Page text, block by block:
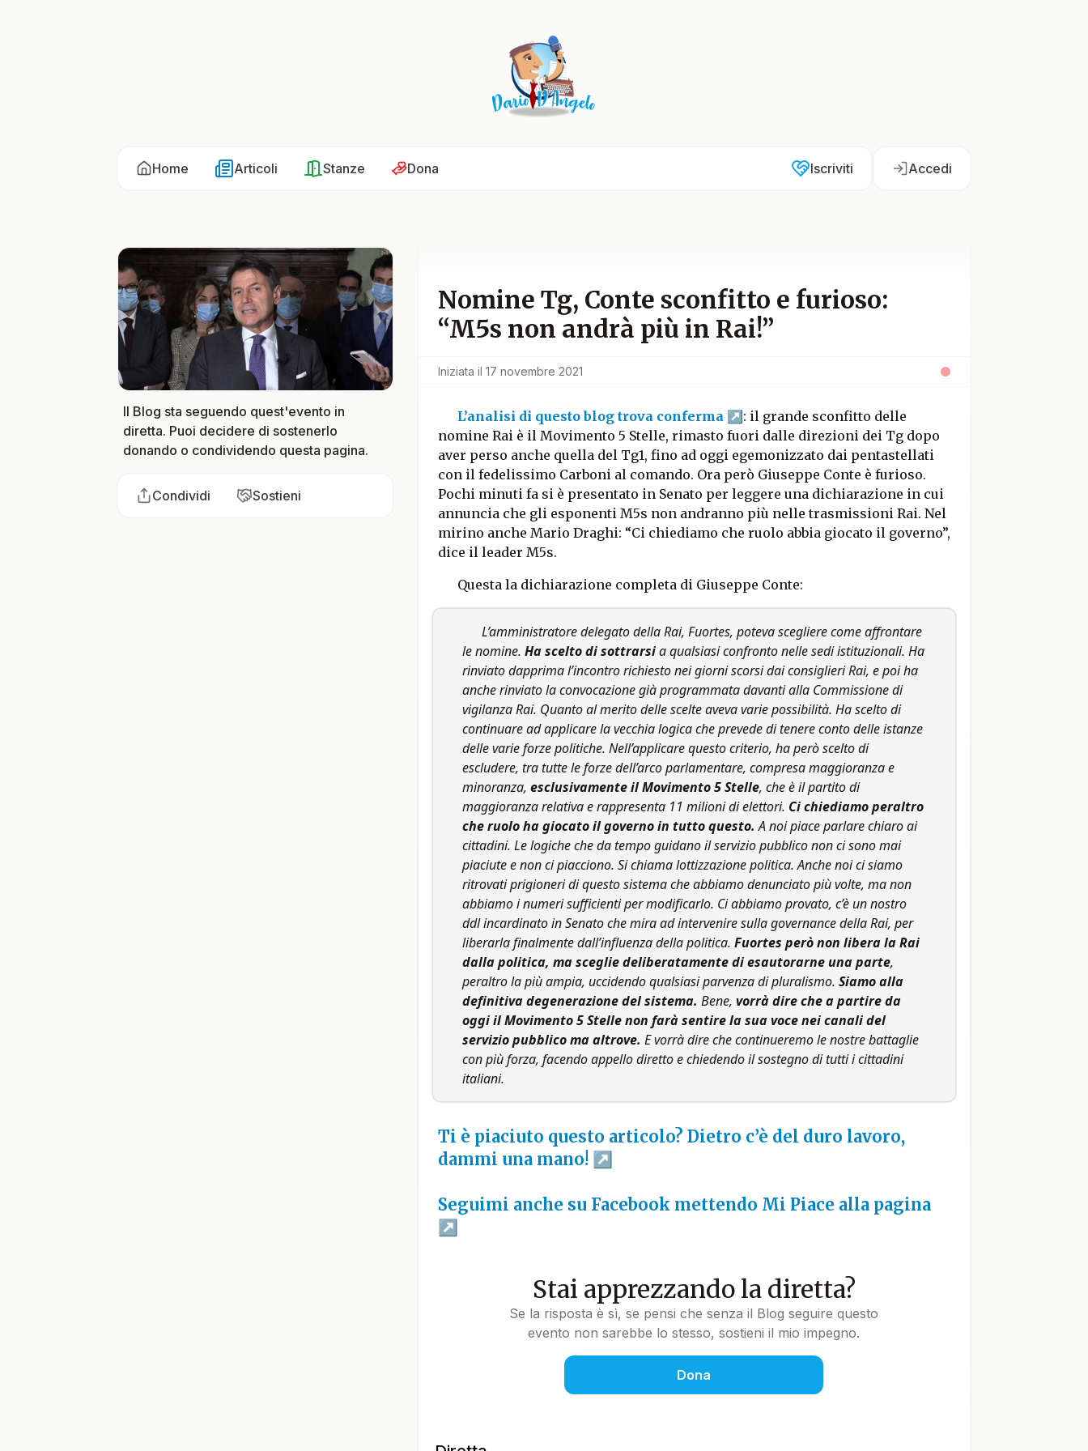
Home Articoli Stanze Dona Iscriviti Accedi
Il Blog sta seguendo quest'evento in
diretta. Puoi decidere di sostenerlo
donando o condividendo questa pagina.
Condividi Sostieni
Nomine Tg, Conte sconfitto e furioso:
“M5s non andrà più in Rai!”
Iniziata il 17 novembre 2021
L’analisi di questo blog trova conferma
: il grande sconfitto delle
nomine Rai è il Movimento 5 Stelle, rimasto fuori dalle direzioni dei Tg dopo
aver perso anche quella del Tg1, fino ad oggi egemonizzato dai pentastellati
con il fedelissimo Carboni al comando. Ora però Giuseppe Conte è furioso.
Pochi minuti fa si è presentato in Senato per leggere una dichiarazione in cui
annuncia che gli esponenti M5s non andranno più nelle trasmissioni Rai. Nel
mirino anche Mario Draghi: “Ci chiediamo che ruolo abbia giocato il governo”,
dice il leader M5s.
Questa la dichiarazione completa di Giuseppe Conte:
L’amministratore delegato della Rai, Fuortes, poteva scegliere come affrontare
le nomine. Ha scelto di sottrarsia qualsiasi confronto nelle sedi istituzionali. Ha
rinviato dapprima l’incontro richiesto nei giorni scorsi dai consiglieri Rai, e poi ha
anche rinviato la convocazione già programmata davanti alla Commissione di
vigilanza Rai. Quanto al merito delle scelte aveva varie possibilità. Ha scelto di
continuare ad applicare la vecchia logica che prevede di tenere conto delle istanze
delle varie forze politiche. Nell’applicare questo criterio, ha però scelto di
escludere, tra tutte le forze dell’arco parlamentare, compresa maggioranza e
minoranza, esclusivamente il Movimento 5 Stelle, che è il partito di
maggioranza relativa e rappresenta 11 milioni di elettori. Ci chiediamo peraltro
che ruolo ha giocato il governo in tutto questo. A noi piace parlare chiaro ai
cittadini. Le logiche che da tempo guidano il servizio pubblico non ci sono mai
piaciute e non ci piacciono. Si chiama lottizzazione politica. Anche noi ci siamo
ritrovati prigioneri di questo sistema che abbiamo denunciato più volte, ma non
abbiamo i numeri sufficienti per modificarlo. Ci abbiamo provato, c’è un nostro
ddl incardinato in Senato che mira ad intervenire sulla governance della Rai, per
liberarla finalmente dall’influenza della politica. Fuortes però non libera la Rai
dalla politica, ma sceglie deliberatamente di esautorarne una parte,
peraltro la più ampia, uccidendo qualsiasi parvenza di pluralismo. Siamo alla
definitiva degenerazione del sistema. Bene, vorrà dire che a partire da
oggi il Movimento 5 Stelle non farà sentire la sua voce nei canali del
servizio pubblico ma altrove. E vorrà dire che continueremo le nostre battaglie
con più forza, facendo appello diretto e chiedendo il sostegno di tutti i cittadini
italiani.
Ti è piaciuto questo articolo? Dietro c’è del duro lavoro,
dammi una mano!
Seguimi anche su Facebook mettendo Mi Piace alla pagina
Stai apprezzando la diretta?
Se la risposta è sì, se pensi che senza il Blog seguire questo
evento non sarebbe lo stesso, sostieni il mio impegno.
Dona